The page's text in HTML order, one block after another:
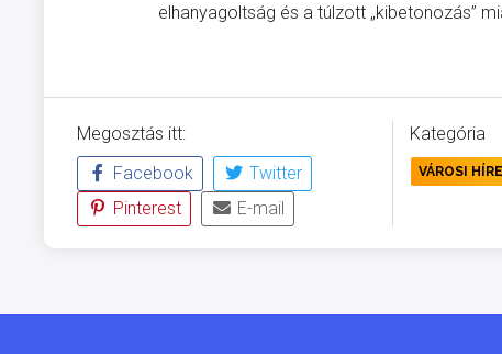
elhanyagoltság és a túlzott „kibetonozás”
Megosztás itt:
Facebook
Twitter
Pinterest
E-mail
Kategória
VÁROSI